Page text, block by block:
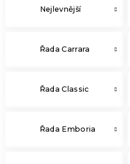
Nejlevnější
Řada Carrara
Řada Classic
Řada Emboria